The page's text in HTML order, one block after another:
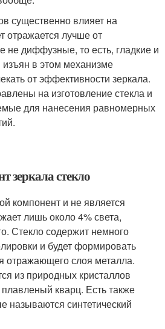
существенно влияет на
отражается лучше от
не диффузные, то есть, гладкие и
в этом механизме
от эффективности зеркала.
на изготовление стекла и
для нанесения равномерных
зеркала стекло
компонент и не является
лишь около 4% света,
Стекло содержит немного
и будет формировать
отражающего слоя металла.
из природных кристаллов
кварц. Есть также
называются синтетический